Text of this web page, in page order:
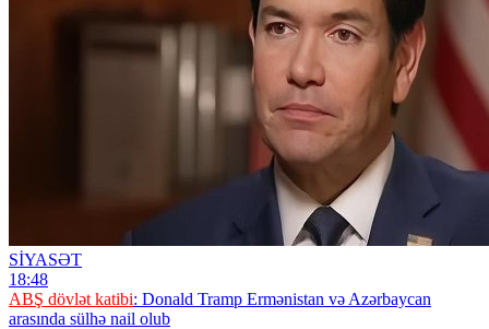
SİYASƏT
18:48
ABŞ dövlət katibi: Donald Tramp Ermənistan və Azərbaycan
arasında sülhə nail olub